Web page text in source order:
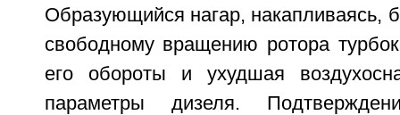
Образующийся нагар, накапливаясь,
свободному вращению ротора
его обороты и ухудшая
параметры дизеля.